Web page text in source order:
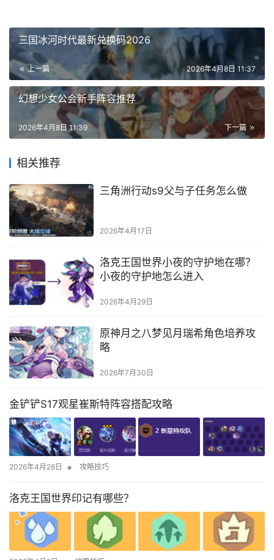
三国冰河时代最新兑换码2026
上一篇 2026年4月8日 11:37
幻想少女公会新手阵容推荐
下一篇
2026年4月8日 11:39
相关推荐
三角洲行动s9父与子任务怎么做
2026年4月17日
洛克王国世界小夜的守护地在哪？
小夜的守护地怎么进入
2026年4月29日
原神月之八梦见月瑞希角色培养攻
略
2026年7月30日
金铲铲S17观星崔斯特阵容搭配攻略
2026年4月28日 • 攻略技巧
洛克王国世界印记有哪些？